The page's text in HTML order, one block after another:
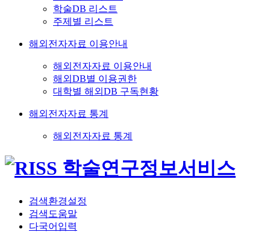
학술DB 리스트
주제별 리스트
해외전자자료 이용안내
해외전자자료 이용안내
해외DB별 이용권한
대학별 해외DB 구독현황
해외전자자료 통계
해외전자자료 통계
검색환경설정
검색도움말
다국어입력